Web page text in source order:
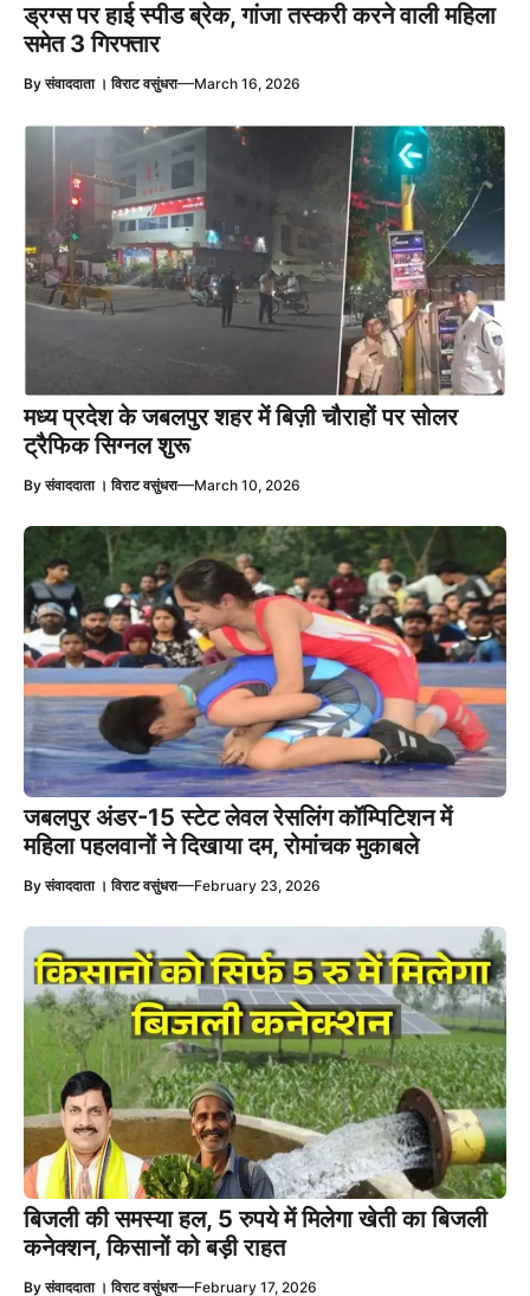
ड्रग्स पर हाई स्पीड ब्रेक, गांजा तस्करी करने वाली महिला
समेत 3 गिरफ्तार
Byसंवाददाता । विराट वसुंधरा—March 16, 2026
मध्य प्रदेश के जबलपुर शहर में बिज़ी चौराहों पर सोलर
ट्रैफिक सिग्नल शुरू
Byसंवाददाता । विराट वसुंधरा—March 10, 2026
जबलपुर अंडर-15 स्टेट लेवल रेसलिंग कॉम्पिटिशन में
महिला पहलवानों ने दिखाया दम, रोमांचक मुकाबले
Byसंवाददाता । विराट वसुंधरा—February 23, 2026
बिजली की समस्या हल, 5 रुपये में मिलेगा खेती का बिजली
कनेक्शन, किसानों को बड़ी राहत
Byसंवाददाता । विराट वसुंधरा—February 17, 2026